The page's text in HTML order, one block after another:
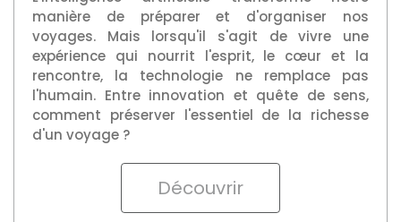
expérience qui nourrit l'esprit, le cœur et la
rencontre, la technologie ne remplace pas
l'humain. Entre innovation et quête de sens,
comment préserver l'essentiel de la richesse
d'un voyage ?